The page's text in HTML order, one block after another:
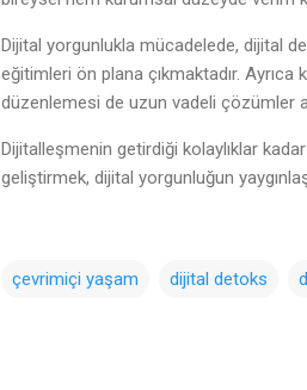
Dijital yorgunlukla mücadelede, dijital
eğitimleri ön plana çıkmaktadır.
düzenlemesi de uzun vadeli çözümler
Dijitalleşmenin getirdiği kolaylıklar
geliştirmek, dijital yorgunluğun
çevrimiçi yaşam dijital detoks